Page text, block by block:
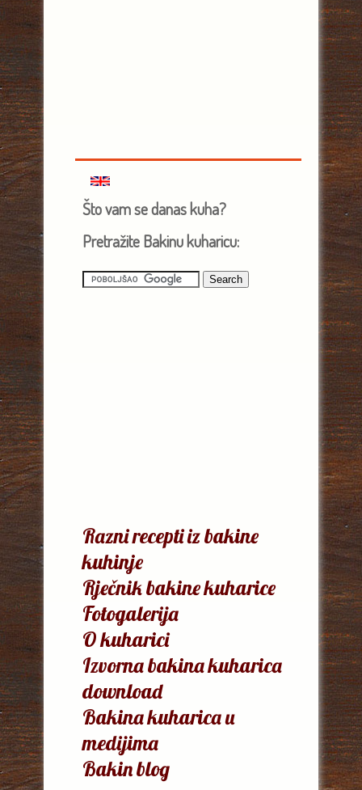
Što vam se danas kuha?
Pretražite Bakinu kuharicu:
Razni recepti iz bakine
kuhinje
Rječnik bakine kuharice
Fotogalerija
O kuharici
Izvorna bakina kuharica
download
Bakina kuharica u
medijima
Bakin blog